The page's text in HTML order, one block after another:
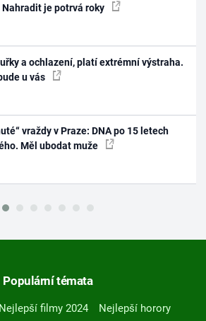
je potrvá roky
a ochlazení, platí extrémní výstraha.
u vás
vraždy v Praze: DNA po 15 letech
Měl ubodat muže
Populární témata
Nejlepší filmy 2024
Nejlepší horory